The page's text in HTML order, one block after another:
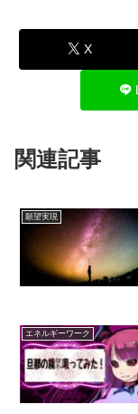
X
関連記事
願望実現
エネルギーワーク